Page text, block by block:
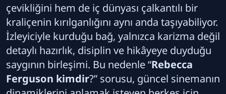
çevikliğini hem de iç dünyası çalkantılı bir
kraliçenin kırılganlığını aynı anda taşıyabiliyor.
İzleyiciyle kurduğu bağ, yalnızca karizma değil
detaylı hazırlık, disiplin ve hikâyeye duyduğu
saygının birleşimi. Bu nedenle “Rebecca
Ferguson kimdir?” sorusu, güncel sinemanın